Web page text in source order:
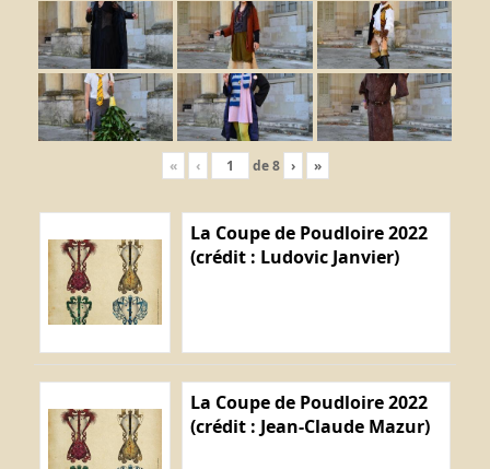
« ‹ de8 › »
La Coupe de Poudloire 2022
(crédit : Ludovic Janvier)
La Coupe de Poudloire 2022
(crédit : Jean-Claude Mazur)